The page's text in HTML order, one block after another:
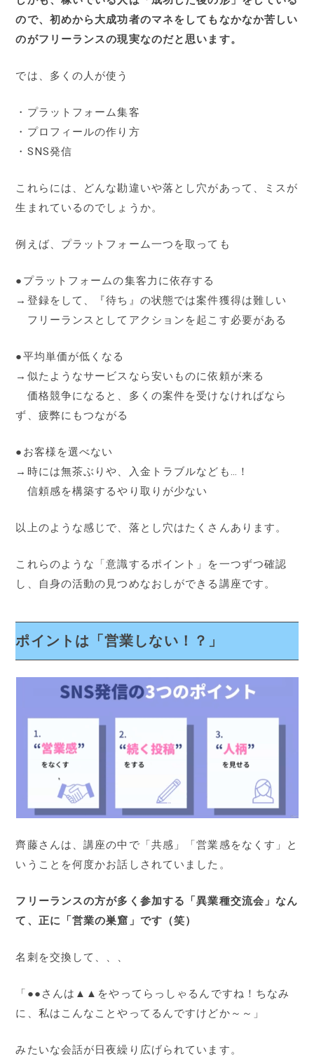
ので、初めから大成功者のマネをしてもなかなか苦しい
のがフリーランスの現実なのだと思います。
では、多くの人が使う
・プラットフォーム集客
・プロフィールの作り方
・SNS発信
これらには、どんな勘違いや落とし穴があって、ミスが
生まれているのでしょうか。
例えば、プラットフォーム一つを取っても
●プラットフォームの集客力に依存する
→登録をして、『待ち』の状態では案件獲得は難しい
フリーランスとしてアクションを起こす必要がある
●平均単価が低くなる
→似たようなサービスなら安いものに依頼が来る
価格競争になると、多くの案件を受けなければなら
ず、疲弊にもつながる
●お客様を選べない
→時には無茶ぶりや、入金トラブルなども…！
信頼感を構築するやり取りが少ない
以上のような感じで、落とし穴はたくさんあります。
これらのような「意識するポイント」を一つずつ確認
し、自身の活動の見つめなおしができる講座です。
ポイントは「営業しない！？」
齊藤さんは、講座の中で「共感」「営業感をなくす」と
いうことを何度かお話しされていました。
フリーランスの方が多く参加する「異業種交流会」なん
て、正に「営業の巣窟」です（笑）
名刺を交換して、、、
「●●さんは▲▲をやってらっしゃるんですね！ちなみ
に、私はこんなことやってるんですけどか～～」
みたいな会話が日夜繰り広げられています。